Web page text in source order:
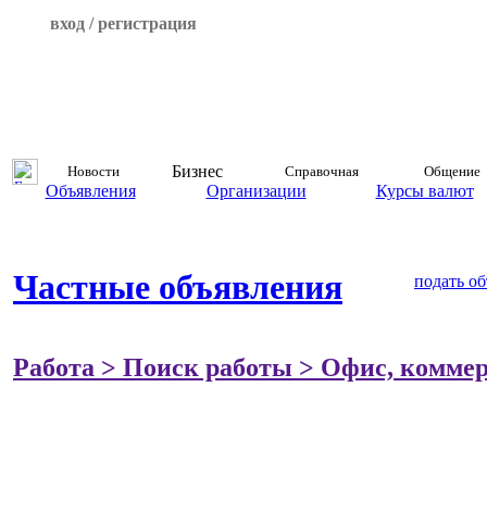
вход / регистрация
Новости Бизнес Справочная Общение
Объявления Организации Курсы валют
Частные объявления подать
Работа > Поиск работы > Офис,